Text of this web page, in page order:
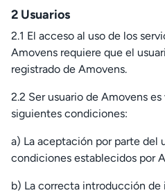
2 Usuarios
2.1 El acceso al uso de los
Amovens requiere que el
registrado de Amovens.
2.2 Ser usuario de Amovens
siguientes condiciones:
a) La aceptación por parte del
condiciones establecidos por
b) La correcta introducción